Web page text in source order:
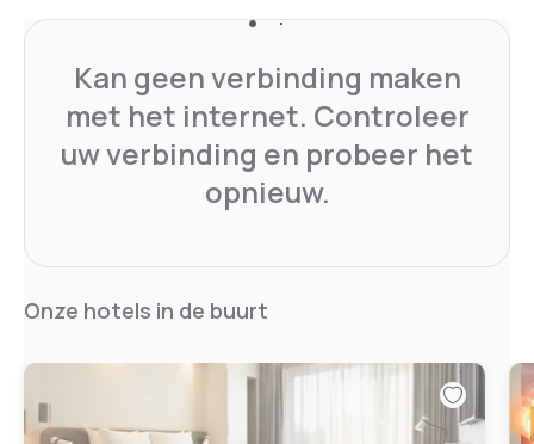
Kan geen verbinding maken
met het internet. Controleer
uw verbinding en probeer het
opnieuw.
Onze hotels in de buurt